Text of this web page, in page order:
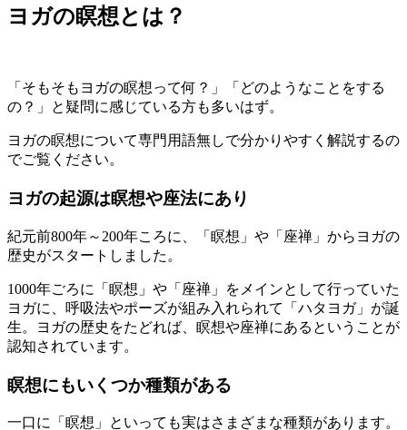
ヨガの瞑想とは？
「そもそもヨガの瞑想って何？」「どのようなことをする
の？」と疑問に感じている方も多いはず。
ヨガの瞑想について専門用語無しで分かりやすく解説するの
でご覧ください。
ヨガの起源は瞑想や座法にあり
紀元前800年～200年ころに、
「瞑想」や「座禅」からヨガの
歴史がスタート しました。
1000年ごろに「瞑想」や「座禅」をメインとして行っていた
ヨガに、 呼吸法やポーズが組み入れられて「ハタヨガ」が誕
生。ヨガの歴史をたどれば、瞑想や座禅にあるということが
認知されています。
瞑想にもいくつか種類がある
一口に「瞑想」といっても実はさまざまな種類があります。